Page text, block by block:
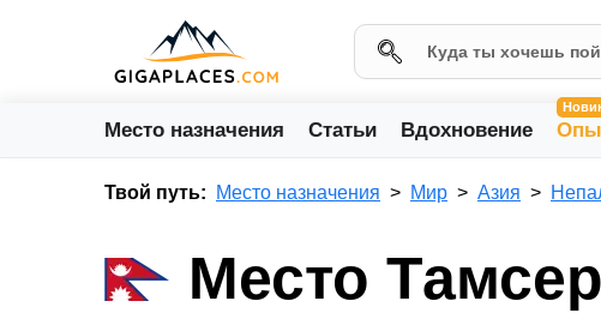
Место назначения Статьи Вдохновение
Твой путь: Место назначения Мир Азия
Место